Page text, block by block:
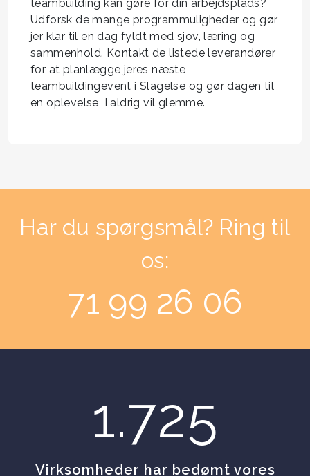
teambuilding kan gøre for din arbejdsplads?
Udforsk de mange programmuligheder og gør
jer klar til en dag fyldt med sjov, læring og
sammenhold. Kontakt de listede leverandører
for at planlægge jeres næste
teambuildingevent i Slagelse og gør dagen til
en oplevelse, I aldrig vil glemme.
Har du spørgsmål? Ring til
os:
71 99 26 06
1.725
Virksomheder har bedømt vores